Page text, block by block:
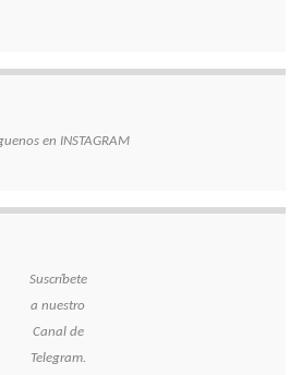
en INSTAGRAM
Suscríbete
a nuestro
Canal de
Telegram.